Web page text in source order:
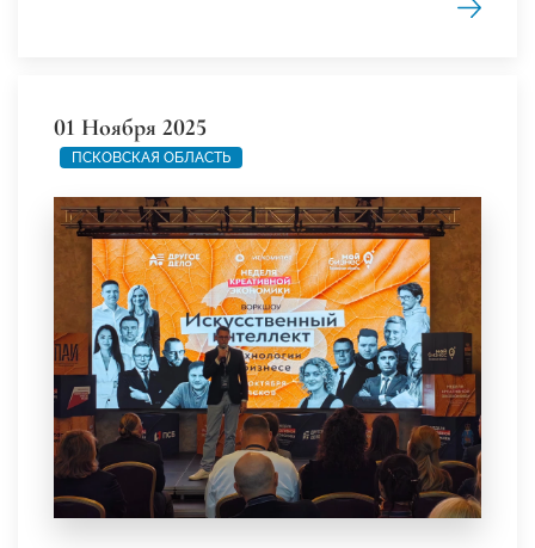
01 Ноября 2025
ПСКОВСКАЯ ОБЛАСТЬ